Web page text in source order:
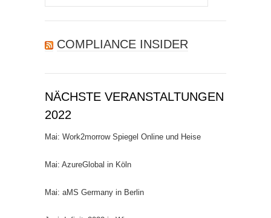
nach:
COMPLIANCE INSIDER
NÄCHSTE VERANSTALTUNGEN
2022
Mai: Work2morrow Spiegel Online und Heise
Mai: AzureGlobal in Köln
Mai: aMS Germany in Berlin